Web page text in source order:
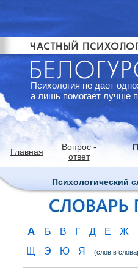
Психология не дает
а лишь помогает лучше
Главная
Вопрос -
ответ
Психологический
А Б В Г Д Е Ж
Щ
Э Ю Я (слов в